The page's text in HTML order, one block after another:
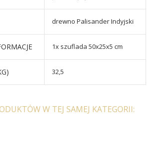
drewno Palisander Indyjski
1x szuflada 50x25x5 cm
32,5
W TEJ SAMEJ KATEGORII: